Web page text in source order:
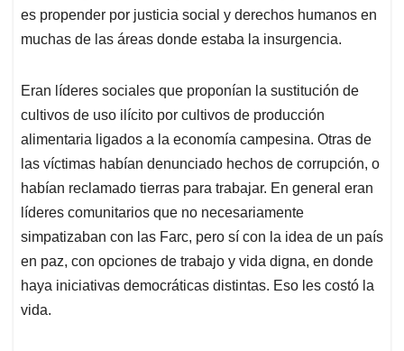
es propender por justicia social y derechos humanos en
muchas de las áreas donde estaba la insurgencia.
Eran líderes sociales que proponían la sustitución de
cultivos de uso ilícito por cultivos de producción
alimentaria ligados a la economía campesina. Otras de
las víctimas habían denunciado hechos de corrupción, o
habían reclamado tierras para trabajar. En general eran
líderes comunitarios que no necesariamente
simpatizaban con las Farc, pero sí con la idea de un país
en paz, con opciones de trabajo y vida digna, en donde
haya iniciativas democráticas distintas. Eso les costó la
vida.